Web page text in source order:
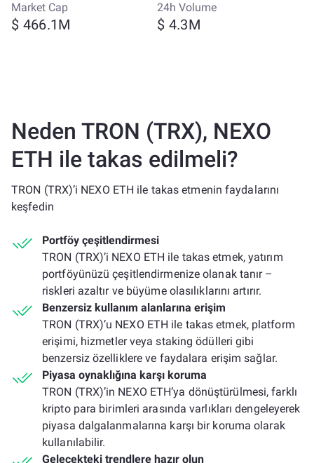
Market Cap
$ 466.1M
24h Volume
$ 4.3M
Neden TRON (TRX), NEXO
ETH ile takas edilmeli?
TRON (TRX)’i NEXO ETH ile takas etmenin faydalarını
keşfedin
Portföy çeşitlendirmesi
TRON (TRX)’i NEXO ETH ile takas etmek, yatırım
portföyünüzü çeşitlendirmenize olanak tanır –
riskleri azaltır ve büyüme olasılıklarını artırır.
Benzersiz kullanım alanlarına erişim
TRON (TRX)’u NEXO ETH ile takas etmek, platform
erişimi, hizmetler veya staking ödülleri gibi
benzersiz özelliklere ve faydalara erişim sağlar.
Piyasa oynaklığına karşı koruma
TRON (TRX)’in NEXO ETH’ya dönüştürülmesi, farklı
kripto para birimleri arasında varlıkları dengeleyerek
piyasa dalgalanmalarına karşı bir koruma olarak
kullanılabilir.
Gelecekteki trendlere hazır olun